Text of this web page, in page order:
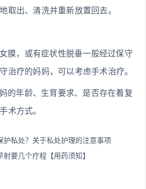
取出、清洗并重新放置回去。
膜，或有症状性脱垂一般经过保守
治疗的妈妈，可以考虑手术治疗。
的年龄、生育要求、是否存在着复
术方式。
护私处？关于私处护理的注意事项
射要几个疗程【用药须知】